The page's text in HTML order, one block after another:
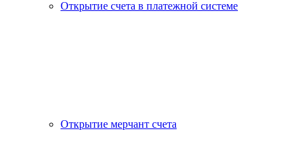
Открытие счета в платежной системе
Открытие мерчант счета